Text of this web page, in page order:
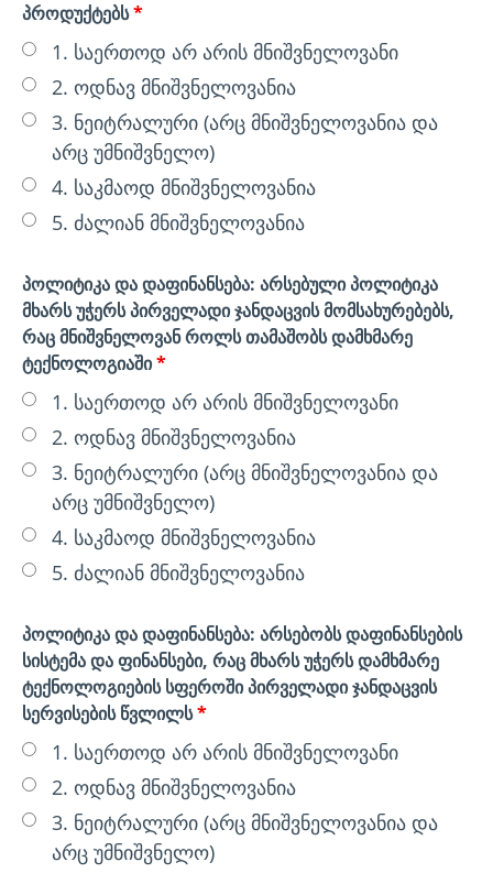
პროდუქტებს*
1. საერთოდ არ არის მნიშვნელოვანი
2. ოდნავ მნიშვნელოვანია
3. ნეიტრალური (არც მნიშვნელოვანია და
არც უმნიშვნელო)
4. საკმაოდ მნიშვნელოვანია
5. ძალიან მნიშვნელოვანია
პოლიტიკა და დაფინანსება: არსებული პოლიტიკა
მხარს უჭერს პირველადი ჯანდაცვის მომსახურებებს,
რაც მნიშვნელოვან როლს თამაშობს დამხმარე
ტექნოლოგიაში*
1. საერთოდ არ არის მნიშვნელოვანი
2. ოდნავ მნიშვნელოვანია
3. ნეიტრალური (არც მნიშვნელოვანია და
არც უმნიშვნელო)
4. საკმაოდ მნიშვნელოვანია
5. ძალიან მნიშვნელოვანია
პოლიტიკა და დაფინანსება: არსებობს დაფინანსების
სისტემა და ფინანსები, რაც მხარს უჭერს დამხმარე
ტექნოლოგიების სფეროში პირველადი ჯანდაცვის
სერვისების წვლილს*
1. საერთოდ არ არის მნიშვნელოვანი
2. ოდნავ მნიშვნელოვანია
3. ნეიტრალური (არც მნიშვნელოვანია და
არც უმნიშვნელო)